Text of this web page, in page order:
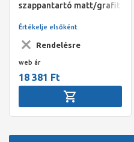
szappantartó matt/grafit
Rendelésre
Értékelje elsőként
web ár
18 381 Ft